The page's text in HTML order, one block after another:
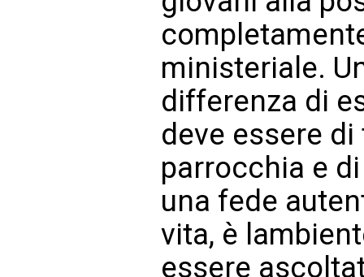
ministeriale.
differenza di
deve essere
parrocchia e
una fede
vita, è
essere